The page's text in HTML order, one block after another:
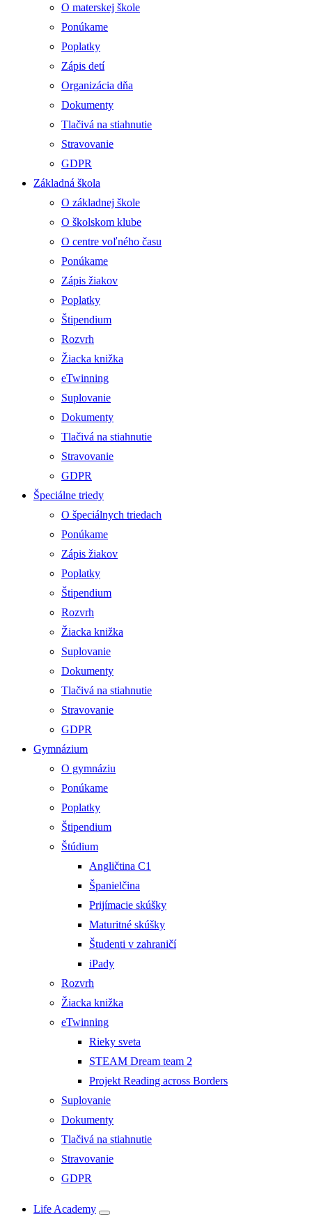
O materskej škole
Ponúkame
Poplatky
Zápis detí
Organizácia dňa
Dokumenty
Tlačivá na stiahnutie
Stravovanie
GDPR
Základná škola
O základnej škole
O školskom klube
O centre voľného času
Ponúkame
Zápis žiakov
Poplatky
Štipendium
Rozvrh
Žiacka knižka
eTwinning
Suplovanie
Dokumenty
Tlačivá na stiahnutie
Stravovanie
GDPR
Špeciálne triedy
O špeciálnych triedach
Ponúkame
Zápis žiakov
Poplatky
Štipendium
Rozvrh
Žiacka knižka
Suplovanie
Dokumenty
Tlačivá na stiahnutie
Stravovanie
GDPR
Gymnázium
O gymnáziu
Ponúkame
Poplatky
Štipendium
Štúdium
Angličtina C1
Španielčina
Prijímacie skúšky
Maturitné skúšky
Študenti v zahraničí
iPady
Rozvrh
Žiacka knižka
eTwinning
Rieky sveta
STEAM Dream team 2
Projekt Reading across Borders
Suplovanie
Dokumenty
Tlačivá na stiahnutie
Stravovanie
GDPR
Life Academy